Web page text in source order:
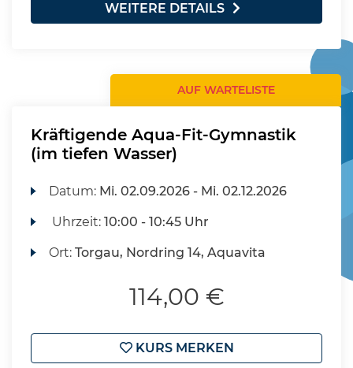
WEITERE DETAILS
AUF WARTELISTE
Kräftigende Aqua-Fit-Gymnastik
(im tiefen Wasser)
Datum: Mi. 02.09.2026 - Mi. 02.12.2026
Uhrzeit:10:00 - 10:45 Uhr
Ort:Torgau, Nordring 14, Aquavita
114,00 €
KURS MERKEN